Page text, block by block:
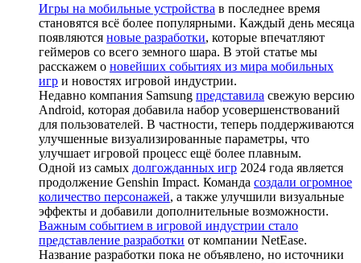
Игры на мобильные устройства в последнее время
становятся всё более популярными. Каждый день месяца
появляются новые разработки, которые впечатляют
геймеров со всего земного шара. В этой статье мы
расскажем о новейших событиях из мира мобильных
игр и новостях игровой индустрии.
Недавно компания Samsung представила свежую версию
Android, которая добавила набор усовершенствований
для пользователей. В частности, теперь поддерживаются
улучшенные визуализированные параметры, что
улучшает игровой процесс ещё более плавным.
Одной из самых долгожданных игр 2024 года является
продолжение Genshin Impact. Команда создали огромное
количество персонажей, а также улучшили визуальные
эффекты и добавили дополнительные возможности.
Важным событием в игровой индустрии стало
представление разработки от компании NetEase.
Название разработки пока не объявлено, но источники